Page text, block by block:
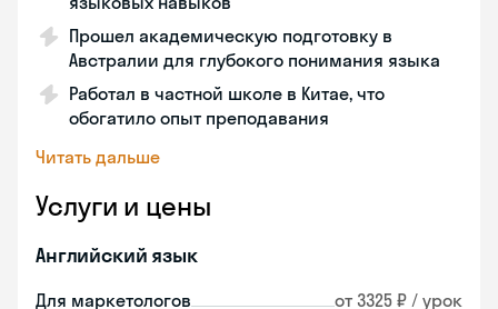
Прошел академическую подготовку в
Австралии для глубокого понимания языка
Работал в частной школе в Китае, что
обогатило опыт преподавания
Читать дальше
Услуги и цены
Английский язык
Для маркетологов от 3325 ₽ / урок